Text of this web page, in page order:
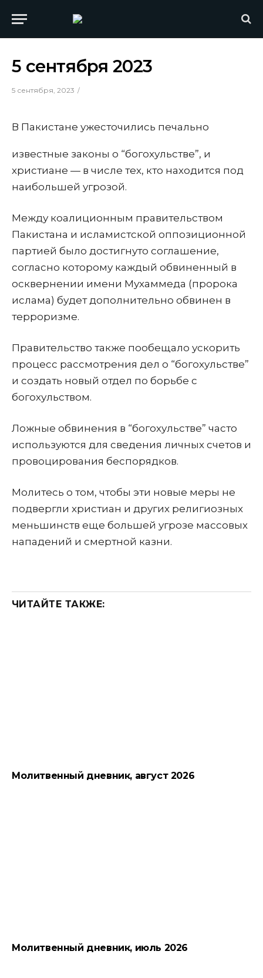
5 сентября 2023
5 сентября, 2023
В Пакистане ужесточились печально
известные законы о “богохульстве”, и
христиане — в числе тех, кто находится под
наибольшей угрозой.
Между коалиционным правительством
Пакистана и исламистской оппозиционной
партией было достигнуто соглашение,
согласно которому каждый обвиненный в
осквернении имени Мухаммеда (пророка
ислама) будет дополнительно обвинен в
терроризме.
Правительство также пообещало ускорить
процесс рассмотрения дел о “богохульстве”
и создать новый отдел по борьбе с
богохульством.
Ложные обвинения в “богохульстве” часто
используются для сведения личных счетов и
провоцирования беспорядков.
Молитесь о том, чтобы эти новые меры не
подвергли христиан и других религиозных
меньшинств еще большей угрозе массовых
нападений и смертной казни.
ЧИТАЙТЕ ТАКЖЕ:
Молитвенный дневник, август 2026
Молитвенный дневник, июль 2026